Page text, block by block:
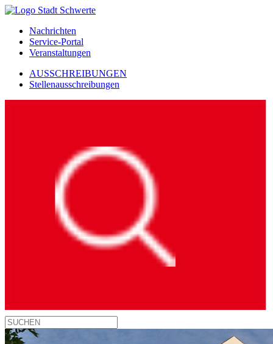
Nachrichten
Service-Portal
Veranstaltungen
AUSSCHREIBUNGEN
Stellenausschreibungen